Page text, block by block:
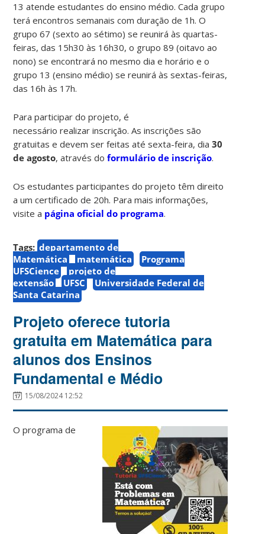
13 atende estudantes do ensino médio. Cada grupo
terá encontros semanais com duração de 1h. O
grupo 67 (sexto ao sétimo) se reunirá às quartas-
feiras, das 15h30 às 16h30, o grupo 89 (oitavo ao
nono) se encontrará no mesmo dia e horário e o
grupo 13 (ensino médio) se reunirá às sextas-feiras,
das 16h às 17h.
Para participar do projeto, é
necessário realizar inscrição. As inscrições são
gratuitas e devem ser feitas até sexta-feira, dia30
de agosto, através doformulário de inscrição.
Os estudantes participantes do projeto têm direito
a um certificado de 20h. Para mais informações,
visite a página oficial do programa.
Tags: departamento de
Matemática
matemática
Programa
UFSCience
projeto de
extensão
UFSC
Universidade Federal de
Santa Catarina
Projeto oferece tutoria
gratuita em Matemática para
alunos dos Ensinos
Fundamental e Médio
15/08/2024 12:52
O programa de